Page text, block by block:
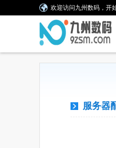
欢迎访问九州数码，开
服务器